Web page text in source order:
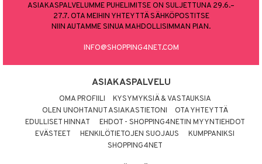
ASIAKASPALVELUMME PUHELIMITSE ON SULJETTUNA 29.6.–
27.7. OTA MEIHIN YHTEYTTÄ SÄHKÖPOSTITSE
NIIN AUTAMME SINUA MAHDOLLISIMMAN PIAN.
INFO@SHOPPING4NET.COM
ASIAKASPALVELU
OMA PROFIILI
KYSYMYKSIÄ & VASTAUKSIA
OLEN UNOHTANUT ASIAKASTIETONI
OTA YHTEYTTÄ
EDULLISET HINNAT
EHDOT - SHOPPING4NETIN MYYNTIEHDOT
EVÄSTEET
HENKILÖTIETOJEN SUOJAUS
KUMPPANIKSI
SHOPPING4NET